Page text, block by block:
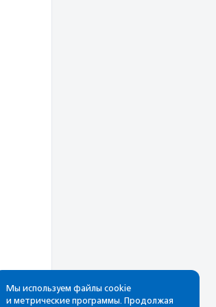
Мы используем файлы cookie
и метрические программы. Продолжая